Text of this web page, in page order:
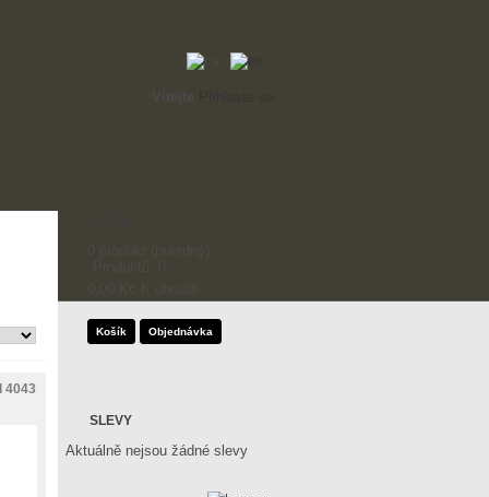
4043
Košík Objednávka
SLEVY
Aktuálně nejsou žádné slevy